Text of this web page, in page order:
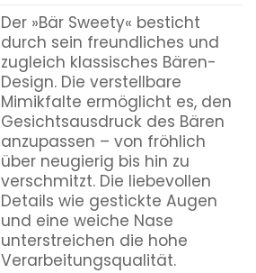
Der »Bär Sweety« besticht
durch sein freundliches und
zugleich klassisches Bären-
Design. Die verstellbare
Mimikfalte ermöglicht es, den
Gesichtsausdruck des Bären
anzupassen – von fröhlich
über neugierig bis hin zu
verschmitzt. Die liebevollen
Details wie gestickte Augen
und eine weiche Nase
unterstreichen die hohe
Verarbeitungsqualität.